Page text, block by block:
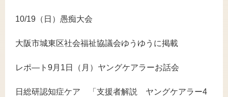
10/19（日）愚痴大会
大阪市城東区社会福祉協議会ゆうゆうに掲載
レポ―ト9月1日（月）ヤングケアラーお話会
日総研認知症ケア 「支援者解説 ヤングケアラー4